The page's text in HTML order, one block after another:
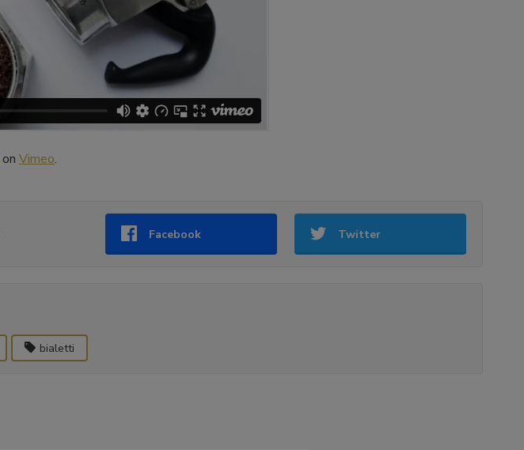
on Vimeo.
Facebook Twitter
bialetti